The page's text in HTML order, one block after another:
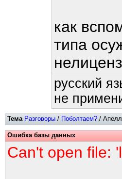
как
типа
русский
не
Тема Разговоры / Поболтаем? /
Ошибка базы данных
Can't open file: